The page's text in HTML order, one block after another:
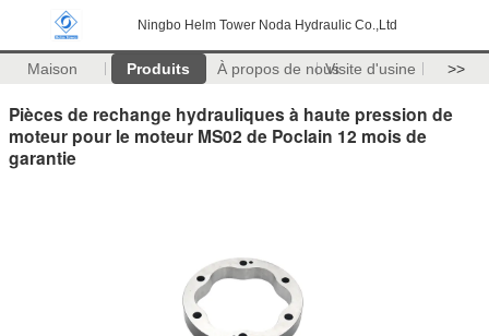
Ningbo Helm Tower Noda Hydraulic Co.,Ltd
Maison Produits À propos de nousVisite d'usine >>
Pièces de rechange hydrauliques à haute pression de
moteur pour le moteur MS02 de Poclain 12 mois de
garantie